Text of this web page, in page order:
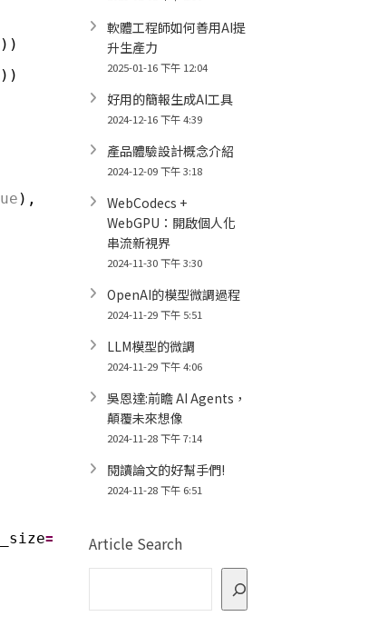
))
))
),
=
軟體工程師如何善用AI提
升生產力
2025-01-16 下午 12:04
好用的簡報生成AI工具
2024-12-16 下午 4:39
產品體驗設計概念介紹
2024-12-09 下午 3:18
WebCodecs +
WebGPU：開啟個人化
串流新視界
2024-11-30 下午 3:30
OpenAI的模型微調過程
2024-11-29 下午 5:51
LLM模型的微調
2024-11-29 下午 4:06
吳恩達:前瞻 AI Agents，
顛覆未來想像
2024-11-28 下午 7:14
閱讀論文的好幫手們!
2024-11-28 下午 6:51
Article Search